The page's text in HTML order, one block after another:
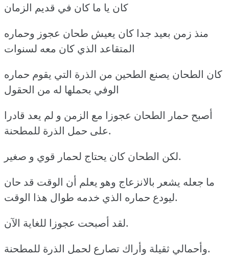
كان يا ما كان في قديم الزمان
منذ زمن بعيد جدا كان يعيش طحان عجوز وحماره
المتقاعد الذي كان معه لسنوات
كان الطحان يصنع الطحين من الذرة التي يقوم حماره
الوفي بحملها له من الحقول
أصبح حمار الطحان عجوزا مع الزمن و لم يعد قادرا
على حمل الذرة للمطحنة.
لكن الطحان كان يحتاج لحمار قوي و صغير.
ما جعله يشعر بالانزعاج وهو يعلم أن الوقت قد حان
ليودع حماره الذي خدمه طوال هذا الوقت.
لقد أصبحت عجوزا للغاية الآن.
وأحمالي ثقيلة وأراك تصارع لحمل الذرة للمطحنة.